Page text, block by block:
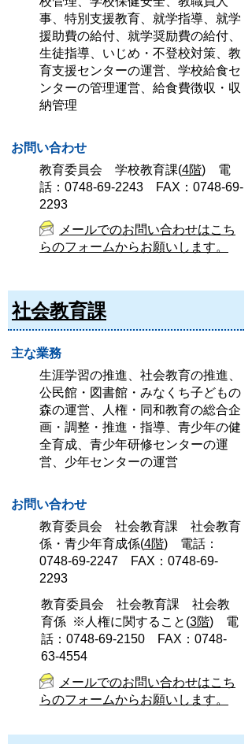
事、特別支援教育、就学指導、就学
援助費の給付、就学奨励費の給付、
生徒指導、いじめ・不登校対策、教
育支援センターの運営、学校給食セ
ンターの管理運営、給食費徴収・収
納管理
お問い合わせ
教育委員会 学校教育課(4階) 電
話：0748-69-2243 FAX：0748-69-
2293
メールでのお問い合わせはこち
らのフォームからお願いします。
社会教育課
主な業務
生涯学習の推進、社会教育の推進、
公民館・図書館・みなくち子どもの
森の運営、人権・同和教育の総合企
画・調整・推進・指導、青少年の健
全育成、青少年研修センターの運
営、少年センターの運営
お問い合わせ
教育委員会 社会教育課 社会教育
係・青少年育成係(4階) 電話：
0748-69-2247 FAX：0748-69-
2293
教育委員会 社会教育課 社会教
育係 ※人権に関すること(3階) 電
話：0748-69-2150 FAX：0748-
63-4554
メールでのお問い合わせはこち
らのフォームからお願いします。